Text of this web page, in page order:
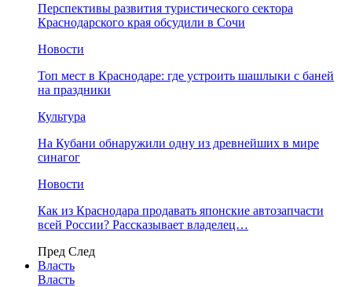
Перспективы развития туристического сектора
Краснодарского края обсудили в Сочи
Новости
Топ мест в Краснодаре: где устроить шашлыки с баней
на праздники
Культура
На Кубани обнаружили одну из древнейших в мире
синагог
Новости
Как из Краснодара продавать японские автозапчасти
всей России? Рассказывает владелец…
Пред След
Власть
Власть